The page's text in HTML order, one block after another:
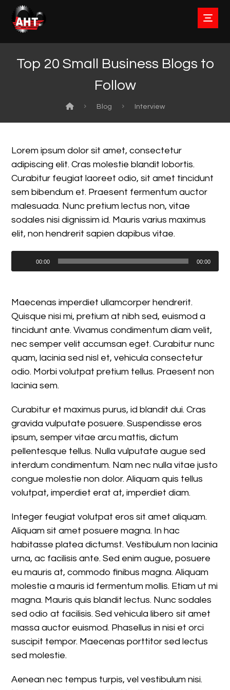
Top 20 Small Business Blogs to
Follow
Blog Interview
Lorem ipsum dolor sit amet, consectetur
adipiscing elit. Cras molestie blandit lobortis.
Curabitur feugiat laoreet odio, sit amet tincidunt
sem bibendum et. Praesent fermentum auctor
malesuada. Nunc pretium lectus non, vitae
sodales nisi dignissim id. Mauris varius maximus
elit, non hendrerit sapien dapibus vitae.
Player
00:00 00:00
Maecenas imperdiet ullamcorper hendrerit.
Quisque nisi mi, pretium at nibh sed, euismod a
tincidunt ante. Vivamus condimentum diam velit,
nec semper velit accumsan eget. Curabitur nunc
quam, lacinia sed nisl et, vehicula consectetur
odio. Morbi volutpat pretium tellus. Praesent non
lacinia sem.
Curabitur et maximus purus, id blandit dui. Cras
gravida vulputate posuere. Suspendisse eros
ipsum, semper vitae arcu mattis, dictum
pellentesque tellus. Nulla vulputate augue sed
interdum condimentum. Nam nec nulla vitae justo
congue molestie non dolor. Aliquam quis tellus
volutpat, imperdiet erat at, imperdiet diam.
Integer feugiat volutpat eros sit amet aliquam.
Aliquam sit amet posuere magna. In hac
habitasse platea dictumst. Vestibulum non lacinia
urna, ac facilisis ante. Sed enim augue, posuere
eu mauris at, commodo finibus magna. Aliquam
molestie a mauris id fermentum mollis. Etiam ut mi
magna. Mauris quis blandit lectus. Nunc sodales
sed odio at facilisis. Sed vehicula libero sit amet
massa auctor euismod. Phasellus in nisi et orci
suscipit tempor. Maecenas porttitor sed lectus
sed molestie.
Aenean nec tempus turpis, vel vestibulum nisi.